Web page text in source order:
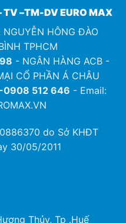
TV –TM-DV EURO MAX
HÔNG ĐÀO
TPHCM
- NGÂN HÀNG ACB -
CỔ PHẦN Á CHÂU
512 646 - Email:
do Sở KHĐT
30/05/2011
Thủy, Tp .Huế